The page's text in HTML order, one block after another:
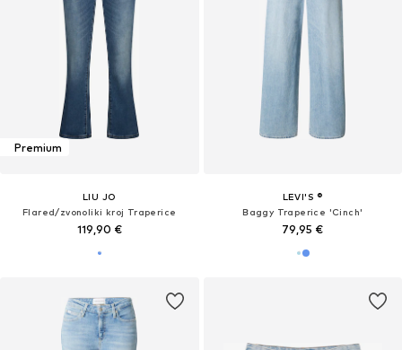
Premium
LIU JO
Flared/zvonoliki kroj Traperice
119,90 €
LEVI'S ®
Baggy Traperice 'Cinch'
79,95 €